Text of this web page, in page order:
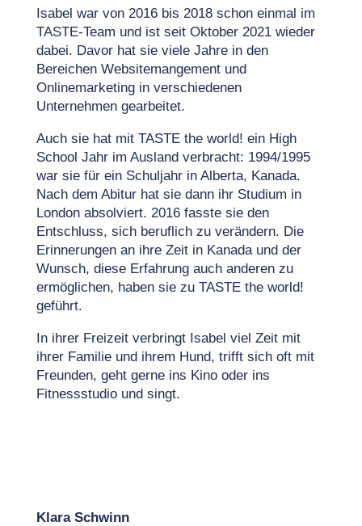
Isabel war von 2016 bis 2018 schon einmal im
TASTE-Team und ist seit Oktober 2021 wieder
dabei. Davor hat sie viele Jahre in den
Bereichen Websitemangement und
Onlinemarketing in verschiedenen
Unternehmen gearbeitet.
Auch sie hat mit TASTE the world! ein High
School Jahr im Ausland verbracht: 1994/1995
war sie für ein Schuljahr in Alberta, Kanada.
Nach dem Abitur hat sie dann ihr Studium in
London absolviert. 2016 fasste sie den
Entschluss, sich beruflich zu verändern. Die
Erinnerungen an ihre Zeit in Kanada und der
Wunsch, diese Erfahrung auch anderen zu
ermöglichen, haben sie zu TASTE the world!
geführt.
In ihrer Freizeit verbringt Isabel viel Zeit mit
ihrer Familie und ihrem Hund, trifft sich oft mit
Freunden, geht gerne ins Kino oder ins
Fitnessstudio und singt.
Klara Schwinn